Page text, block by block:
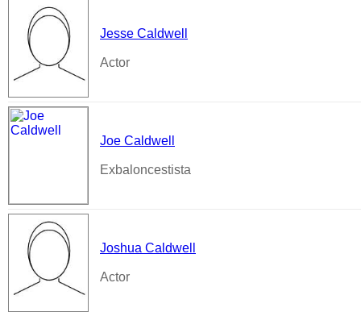
Jesse Caldwell
Actor
Joe Caldwell
Exbaloncestista
Joshua Caldwell
Actor